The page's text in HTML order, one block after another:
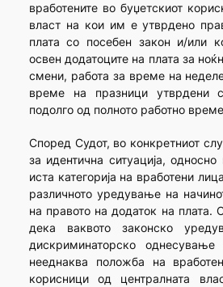
вработените во буџетскиот
власт на кои им е утврдено
плата со посебен закон и/или
освен додатоците на плата за
смени, работа за време на
време на празници утврдени
подолго од полното работно
Според Судот, во конкретниот
за идентична ситуација,
иста категорија на вработени
различното уредување на
на правото на додаток на плата.
дека ваквото законско
дискриминаторско
нееднаква положба на
корисници од централната